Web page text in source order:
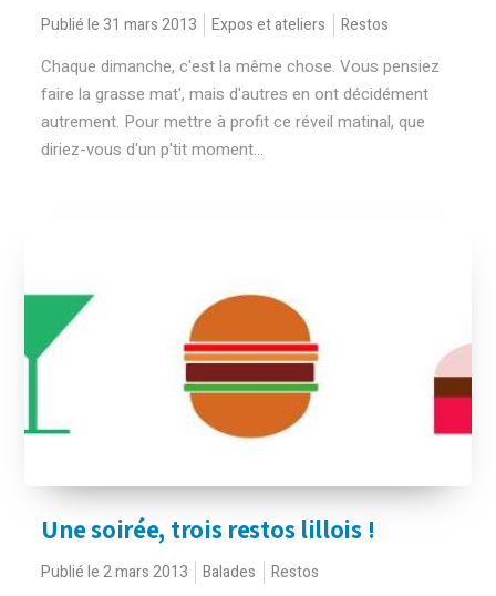
Publié le 31 mars 2013 Expos et ateliers Restos
Chaque dimanche, c'est la même chose. Vous pensiez
faire la grasse mat', mais d'autres en ont décidément
autrement. Pour mettre à profit ce réveil matinal, que
diriez-vous d'un p'tit moment...
Une soirée, trois restos lillois !
Publié le 2 mars 2013 Balades Restos